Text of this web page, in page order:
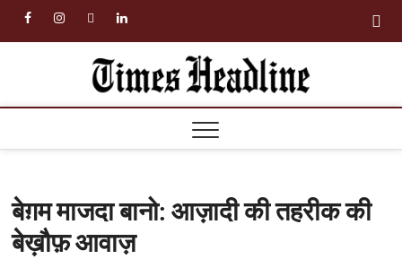
facebookinstagramtwitterlinkedin
बेग़म माजदा बानो: आज़ादी की तहरीक की
बेख़ौफ़ आवाज़